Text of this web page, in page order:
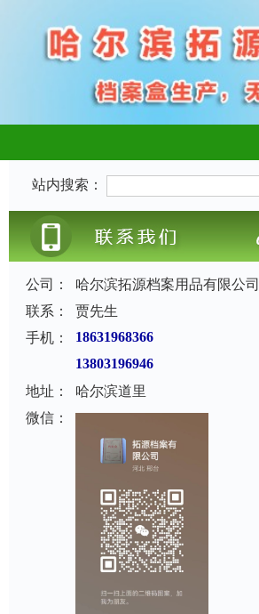
站内搜索：
公司：
哈尔滨拓源档案用品有限公司
联系：
贾先生
手机：
18631968366
13803196946
地址：
哈尔滨道里
微信：